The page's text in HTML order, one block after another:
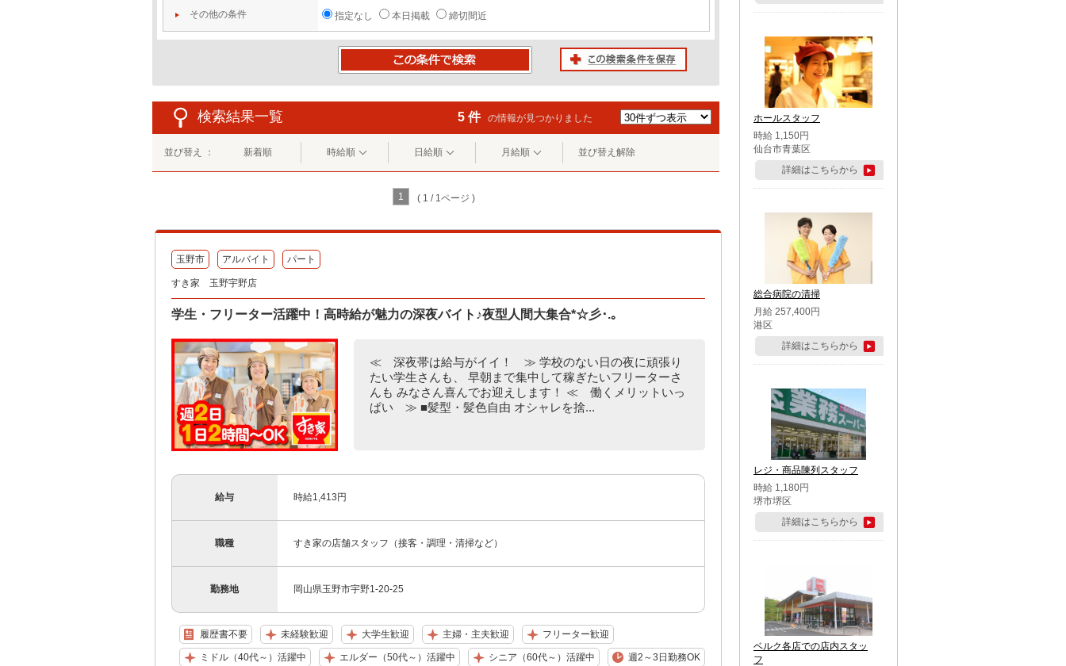
その他の条件 指定なし 本日掲載 締切間近
検索結果一覧 5 件 の情報が見つかりました
並び替え ： 新着順 時給順 日給順 月給順 並び替え解除
1 ( 1 / 1ページ )
玉野市 アルバイト パート
すき家 玉野宇野店
学生・フリーター活躍中！高時給が魅力の深夜バイト♪夜型人間大集合*☆彡･.｡
≪ 深夜帯は給与がイイ！ ≫ 学校のない日の夜に頑張り
たい学生さんも、 早朝まで集中して稼ぎたいフリーターさ
んも みなさん喜んでお迎えします！ ≪ 働くメリットいっ
ぱい ≫ ■髪型・髪色自由 オシャレを捨...
給与 時給1,413円
職種 すき家の店舗スタッフ（接客・調理・清掃など）
勤務地 岡山県玉野市宇野1-20-25
履歴書不要 未経験歓迎 大学生歓迎 主婦・主夫歓迎 フリーター歓迎
ミドル（40代～）活躍中 エルダー（50代～）活躍中 シニア（60代～）活躍中 週2～3日勤務OK
ホールスタッフ
時給 1,150円
仙台市青葉区
詳細はこちらから
総合病院の清掃
月給 257,400円
港区
詳細はこちらから
レジ・商品陳列スタッフ
時給 1,180円
堺市堺区
詳細はこちらから
ベルク各店での店内スタッ
フ